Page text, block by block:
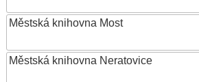
Městská knihovna Most
Městská knihovna Neratovice